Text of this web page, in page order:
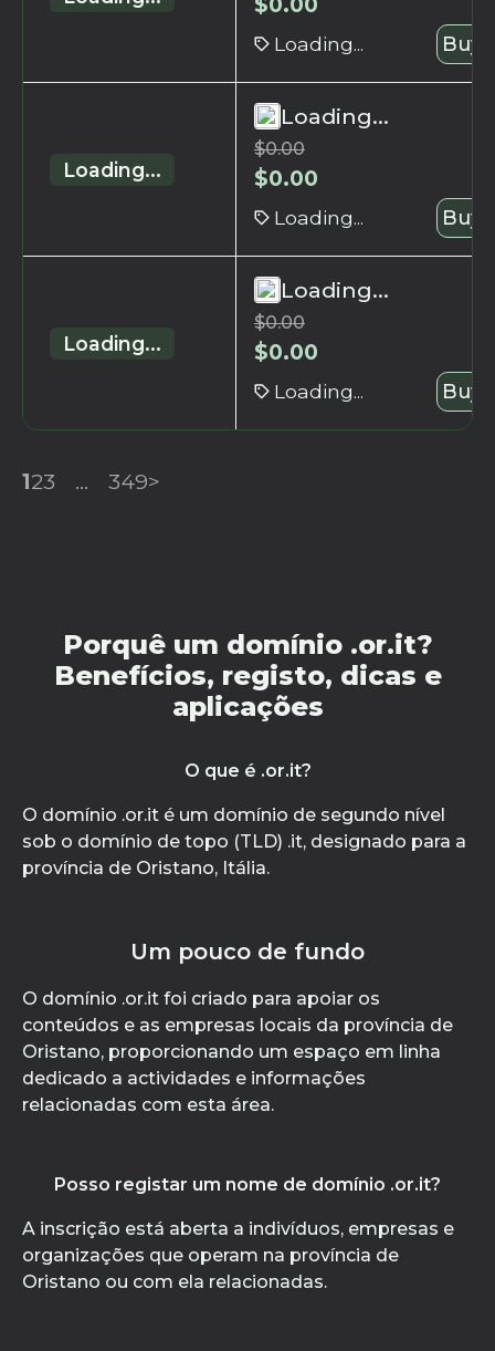
Loading... Buy
Loading...
Loading...
$0.00
$0.00
Loading... Buy
Loading...
Loading...
$0.00
$0.00
Loading... Buy
123 ... 349>
Porquê um domínio .or.it?
Benefícios, registo, dicas e
aplicações
O que é .or.it?
O domínio .or.it é um domínio de segundo nível
sob o domínio de topo (TLD) .it, designado para a
província de Oristano, Itália.
Um pouco de fundo
O domínio .or.it foi criado para apoiar os
conteúdos e as empresas locais da província de
Oristano, proporcionando um espaço em linha
dedicado a actividades e informações
relacionadas com esta área.
Posso registar um nome de domínio .or.it?
A inscrição está aberta a indivíduos, empresas e
organizações que operam na província de
Oristano ou com ela relacionadas.